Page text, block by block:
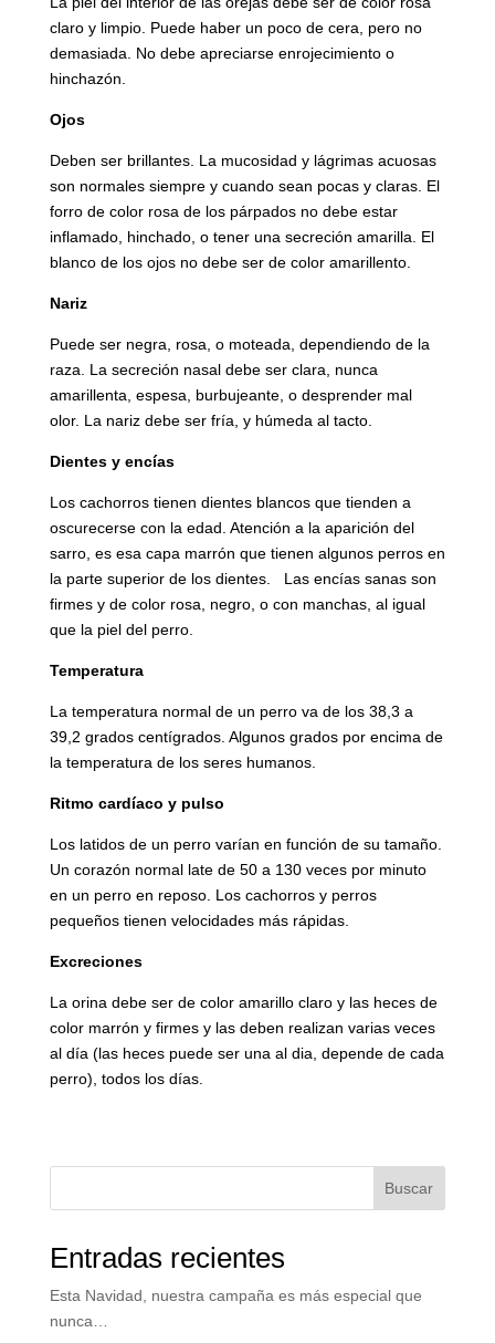
claro y limpio. Puede haber un poco de cera, pero no
demasiada. No debe apreciarse enrojecimiento o
hinchazón.
Ojos
Deben ser brillantes. La mucosidad y lágrimas acuosas
son normales siempre y cuando sean pocas y claras. El
forro de color rosa de los párpados no debe estar
inflamado, hinchado, o tener una secreción amarilla. El
blanco de los ojos no debe ser de color amarillento.
Nariz
Puede ser negra, rosa, o moteada, dependiendo de la
raza. La secreción nasal debe ser clara, nunca
amarillenta, espesa, burbujeante, o desprender mal
olor. La nariz debe ser fría, y húmeda al tacto.
Dientes y encías
Los cachorros tienen dientes blancos que tienden a
oscurecerse con la edad. Atención a la aparición del
sarro, es esa capa marrón que tienen algunos perros en
la parte superior de los dientes. Las encías sanas son
firmes y de color rosa, negro, o con manchas, al igual
que la piel del perro.
Temperatura
La temperatura normal de un perro va de los 38,3 a
39,2 grados centígrados. Algunos grados por encima de
la temperatura de los seres humanos.
Ritmo cardíaco y pulso
Los latidos de un perro varían en función de su tamaño.
Un corazón normal late de 50 a 130 veces por minuto
en un perro en reposo. Los cachorros y perros
pequeños tienen velocidades más rápidas.
Excreciones
La orina debe ser de color amarillo claro y las heces de
color marrón y firmes y las deben realizan varias veces
al día (las heces puede ser una al dia, depende de cada
perro), todos los días.
Buscar
Entradas recientes
Esta Navidad, nuestra campaña es más especial que
nunca…